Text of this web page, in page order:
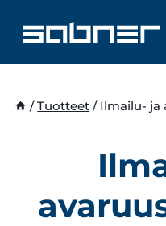
sisältöön
/ Tuotteet / Ilmailu- ja